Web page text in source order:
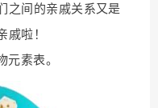
之间的亲戚关系又是
戚啦！
元素表。